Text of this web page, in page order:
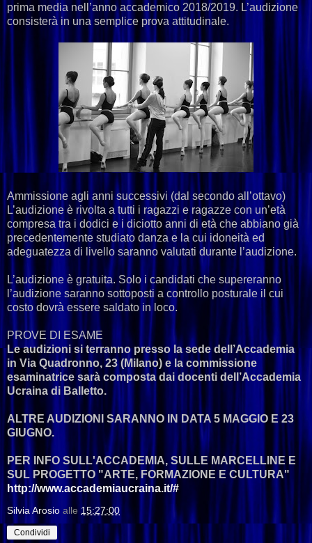
prima media nell’anno accademico 2018/2019. L’audizione
consisterà in una semplice prova attitudinale.
Ammissione agli anni successivi (dal secondo all’ottavo)
L’audizione è rivolta a tutti i ragazzi e ragazze con un’età
compresa tra i dodici e i diciotto anni di età che abbiano già
precedentemente studiato danza e la cui idoneità ed
adeguatezza di livello saranno valutati durante l’audizione.
L’audizione è gratuita. Solo i candidati che supereranno
l’audizione saranno sottoposti a controllo posturale il cui
costo dovrà essere saldato in loco.
PROVE DI ESAME
Le audizioni si terranno presso la sede dell’Accademia
in Via Quadronno, 23 (Milano) e la commissione
esaminatrice sarà composta dai docenti dell’Accademia
Ucraina di Balletto.
ALTRE AUDIZIONI SARANNO IN DATA 5 MAGGIO E 23
GIUGNO.
PER INFO SULL'ACCADEMIA, SULLE MARCELLINE E
SUL PROGETTO "ARTE, FORMAZIONE E CULTURA"
http://www.accademiaucraina.it/#
Silvia Arosio alle 15:27:00
Condividi